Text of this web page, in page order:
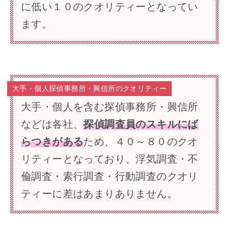
に低い１０のクオリティーとなってい
ます。
大手・個人探偵事務所・興信所のクオリティー
大手・個人を含む探偵事務所・興信所
などは各社、探偵調査員のスキルにば
らつきがあるため、４０～８０のクオ
リティーとなっており、浮気調査・不
倫調査・素行調査・行動調査のクオリ
ティーに差はあまりありません。